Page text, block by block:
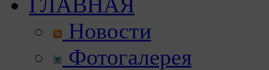
Новости
Фотогалерея